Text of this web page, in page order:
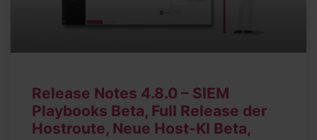
Release Notes 4.8.0 – SIEM
Playbooks Beta, Full Release der
Hostroute, Neue Host-KI Beta,